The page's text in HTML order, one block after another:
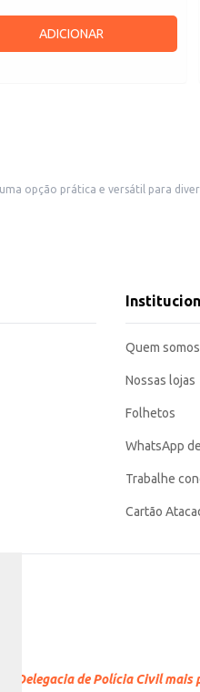
ADICIONAR
comerciais. Sua apresentação em embalagens a
de diferentes portes.
Quem somos
Nossas lojas
Folhetos
WhatsApp
Trabalhe
Cartão
a Delegacia de Polícia Civil